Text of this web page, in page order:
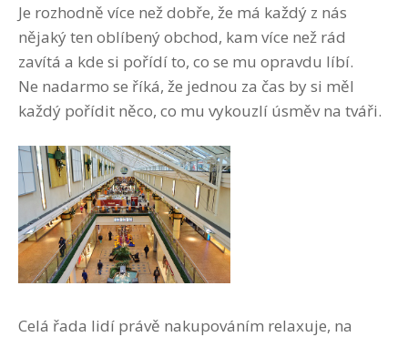
Je rozhodně více než dobře, že má každý z nás
nějaký ten oblíbený obchod, kam více než rád
zavítá a kde si pořídí to, co se mu opravdu líbí.
Ne nadarmo se říká, že jednou za čas by si měl
každý pořídit něco, co mu vykouzlí úsměv na tváři.
Celá řada lidí právě nakupováním relaxuje, na